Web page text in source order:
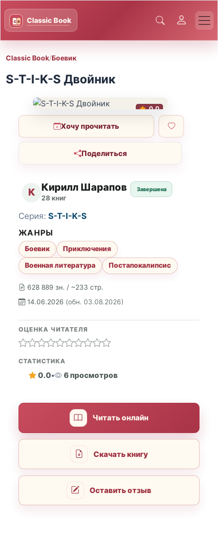
Classic Book/Боевик
S-T-I-K-S Двойник
0.0
Хочу прочитать
Поделиться
К Кирилл Шарапов
28 книг
Завершена
628 889 зн. / ~233 стр.
14.06.2026 (обн. 03.08.2026)
Серия: S-T-I-K-S
ЖАНРЫ
Боевик
Приключения
Военная литература
Постапокалипсис
ОЦЕНКА ЧИТАТЕЛЯ
СТАТИСТИКА
0.0• 6 просмотров
Читать онлайн
Скачать книгу
Оставить отзыв